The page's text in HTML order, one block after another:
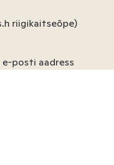
riigikaitseõpe)
e-posti aadress